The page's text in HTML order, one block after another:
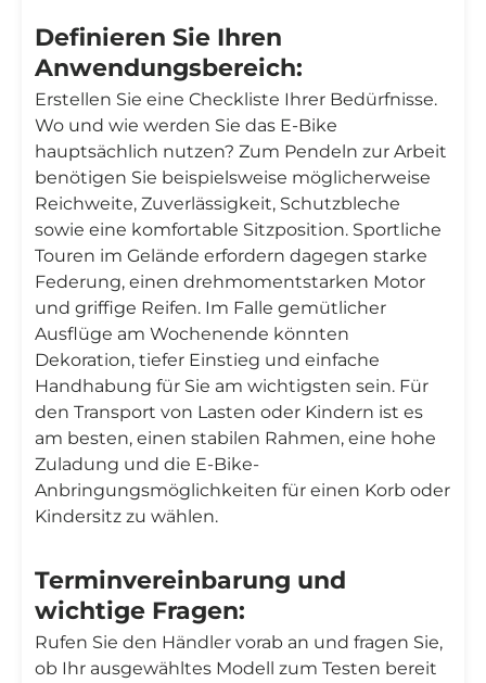
Definieren Sie Ihren
Anwendungsbereich:
Erstellen Sie eine Checkliste Ihrer Bedürfnisse.
Wo und wie werden Sie das E-Bike
hauptsächlich nutzen? Zum Pendeln zur Arbeit
benötigen Sie beispielsweise möglicherweise
Reichweite, Zuverlässigkeit, Schutzbleche
sowie eine komfortable Sitzposition. Sportliche
Touren im Gelände erfordern dagegen starke
Federung, einen drehmomentstarken Motor
und griffige Reifen. Im Falle gemütlicher
Ausflüge am Wochenende könnten
Dekoration, tiefer Einstieg und einfache
Handhabung für Sie am wichtigsten sein. Für
den Transport von Lasten oder Kindern ist es
am besten, einen stabilen Rahmen, eine hohe
Zuladung und die E-Bike-
Anbringungsmöglichkeiten für einen Korb oder
Kindersitz zu wählen.
Terminvereinbarung und
wichtige Fragen:
Rufen Sie den Händler vorab an und fragen Sie,
ob Ihr ausgewähltes Modell zum Testen bereit